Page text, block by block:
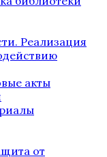
Реализация
акты
от